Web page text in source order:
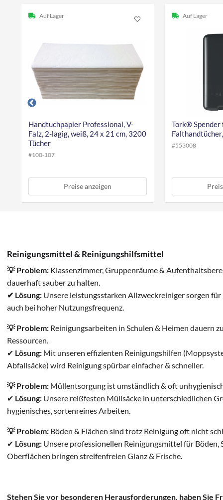
Handtuchpapier Professional, V-
Falz, 2-lagig, weiß, 24 x 21 cm, 3200
Tücher
#100-107
Auf Lager
Preise anzeigen
Tork® Spender
#553008
Auf Lager
Reinigungsmittel & Reinigungshilfsmittel
💡 Problem: Klassenzimmer, Gruppenräume &
dauerhaft sauber zu halten.
✔ Lösung: Unsere leistungsstarken Allzweckreiniger sorgen
auch bei hoher Nutzungsfrequenz.
💡 Problem: Reinigungsarbeiten in Schulen & Heimen dauern
Ressourcen.
✔ Lösung: Mit unseren effizienten Reinigungshilfen
Abfallsäcke) wird Reinigung spürbar einfacher & schneller.
💡 Problem: Müllentsorgung ist umständlich & oft
✔ Lösung: Unsere reißfesten Müllsäcke in unterschiedlichen
hygienisches, sortenreines Arbeiten.
💡 Problem: Böden & Flächen sind trotz Reinigung oft nicht
✔ Lösung: Unsere professionellen Reinigungsmittel für Böden,
Oberflächen bringen streifenfreien Glanz & Frische.
Stehen Sie vor besonderen Herausforderungen, haben Sie